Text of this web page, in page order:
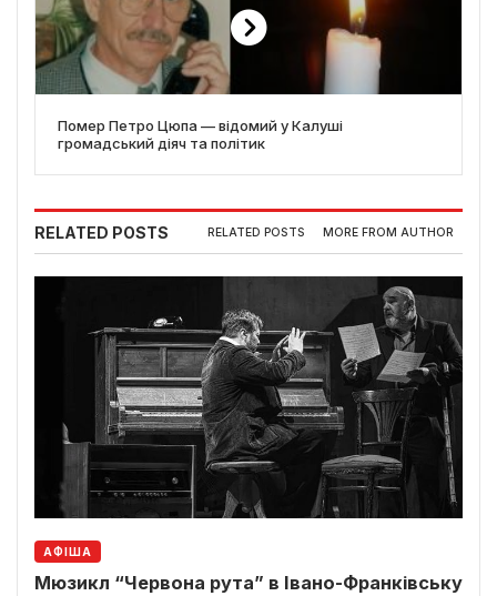
Помер Петро Цюпа — відомий у Калуші
громадський діяч та політик
RELATED POSTS RELATED POSTS MORE FROM AUTHOR
АФІША
Мюзикл “Червона рута” в Івано-Франківську